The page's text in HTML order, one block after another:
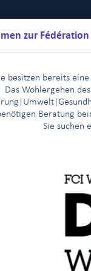
zur
besitzen bereits
Das Wohlergehen
Beratung
Sie suchen
CAC-
- Press
rascher Start
dreijährigen
der FCI-
und Kollegen der
in